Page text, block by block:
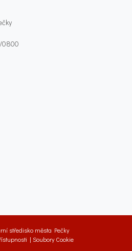
0800
středisko města Pečky
| Soubory Cookie